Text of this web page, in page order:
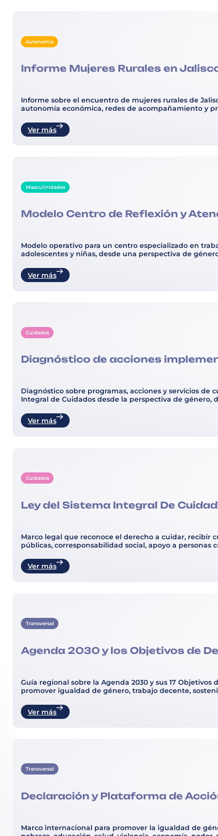
Autonomía
Informe Mujeres Rurales en
Informe sobre el encuentro de mujeres rurales de
autonomía económica, redes de acompañamiento y
Ver más
Masculinidades
Modelo Centro de Reflexión y
Modelo operativo para un centro especializado en
adolescentes y niñas, desde una perspectiva de
Ver más
Cuidados
Diagnóstico de acciones
Diagnóstico sobre programas, acciones y servicios
Integral de Cuidados desde la perspectiva de
Ver más
Cuidados
Ley del Sistema Integral De
Marco legal que reconoce el derecho a cuidar, recibir
públicas, corresponsabilidad social, apoyo a
Ver más
Transversal
Agenda 2030 y los Objetivos de
Guía regional sobre la Agenda 2030 y sus 17
promover igualdad de género, trabajo decente,
Ver más
Transversal
Declaración y Plataforma de
Marco internacional para promover la igualdad de